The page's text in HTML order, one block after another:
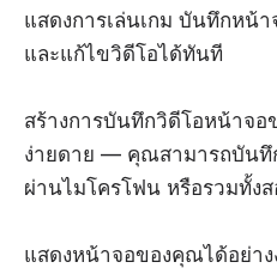
แสดงการเล่นเกม บันทึกหน้
และแก้ไขวิดีโอได้ทันที
สร้างการบันทึกวิดีโอหน้าจอ
ง่ายดาย — คุณสามารถบันทึ
ผ่านไมโครโฟน หรือรวมทั้ง
แสดงหน้าจอของคุณได้อย่าง